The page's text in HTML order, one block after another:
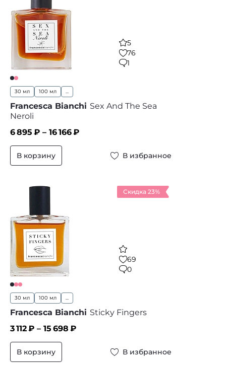
5
76
1
30 мл 100 мл ...
Francesca Bianchi Sex And The Sea
Neroli
6 895 ₽ – 16 166₽
В корзину В избранное
Скидка 23%
69
0
30 мл 100 мл ...
Francesca Bianchi Sticky Fingers
3 112₽ – 15 698 ₽
В корзину В избранное